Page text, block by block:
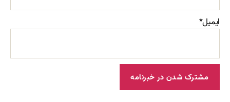
ایمیل*